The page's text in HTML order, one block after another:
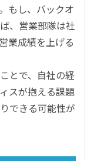
もし、バックオ
、営業部隊は社
業成績を上げる
とで、自社の経
スが抱える課題
できる可能性が